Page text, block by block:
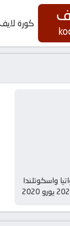
كورة
واسكوتلندا